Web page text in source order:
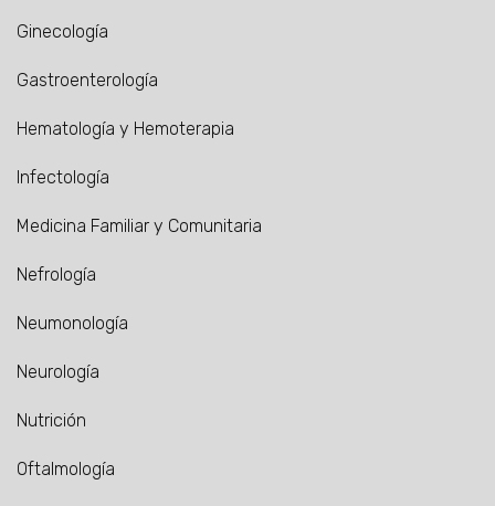
Ginecología
Gastroenterología
Hematología y Hemoterapia
Infectología
Medicina Familiar y Comunitaria
Nefrología
Neumonología
Neurología
Nutrición
Oftalmología